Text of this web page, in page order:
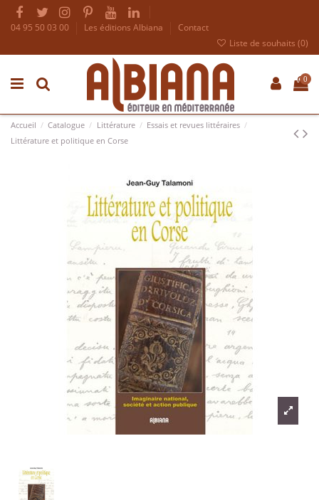
04 95 50 03 00 Les éditions Albiana
Contact
Liste de souhaits (0)
0
Accueil Catalogue Littérature
Essais et revues littéraires
Littérature et politique en Corse